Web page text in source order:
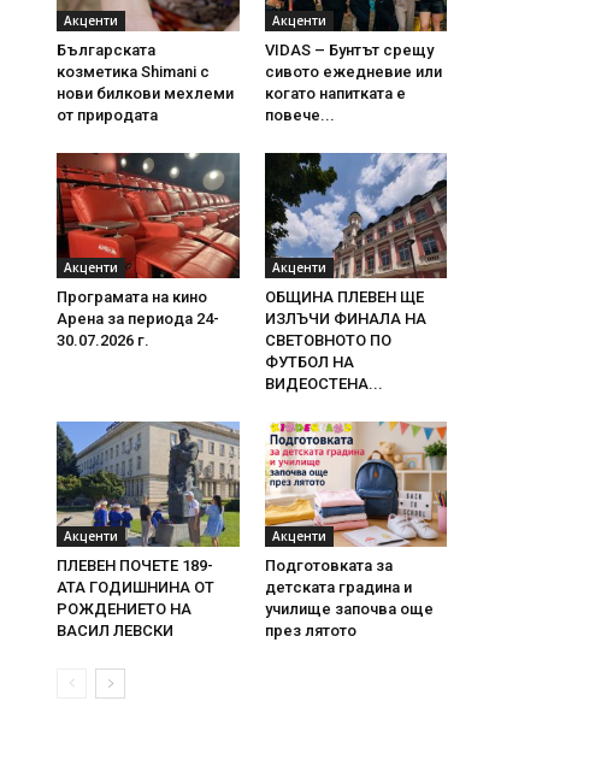
Акценти
Българската
козметика Shimani с
нови билкови мехлеми
от природата
Акценти
VIDAS – Бунтът срещу
сивото ежедневие или
когато напитката е
повече...
Акценти
Програмата на кино
Арена за периода 24-
30.07.2026 г.
Акценти
ОБЩИНА ПЛЕВЕН ЩЕ
ИЗЛЪЧИ ФИНАЛА НА
СВЕТОВНОТО ПО
ФУТБОЛ НА
ВИДЕОСТЕНА...
Акценти
ПЛЕВЕН ПОЧЕТЕ 189-
АТА ГОДИШНИНА ОТ
РОЖДЕНИЕТО НА
ВАСИЛ ЛЕВСКИ
Акценти
Подготовката за
детската градина и
училище започва още
през лятото